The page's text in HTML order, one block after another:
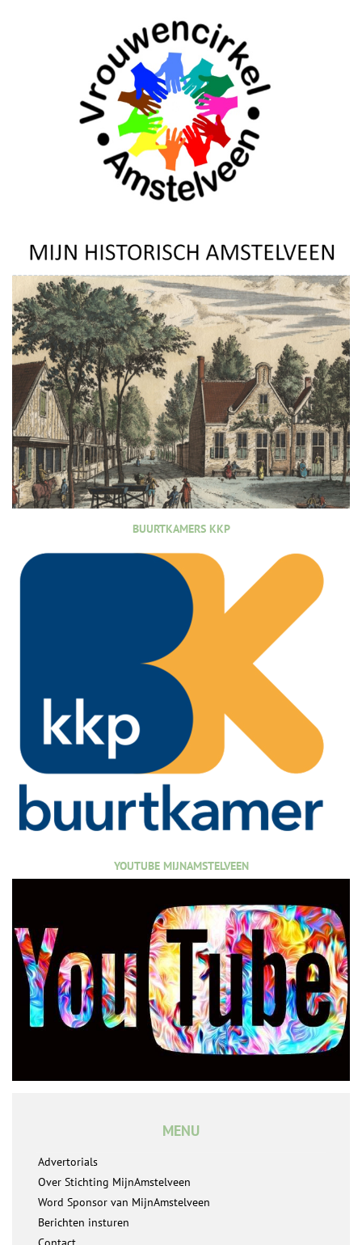
BUURTKAMERS KKP
YOUTUBE MIJNAMSTELVEEN
MENU
Advertorials
Over Stichting MijnAmstelveen
Word Sponsor van MijnAmstelveen
Berichten insturen